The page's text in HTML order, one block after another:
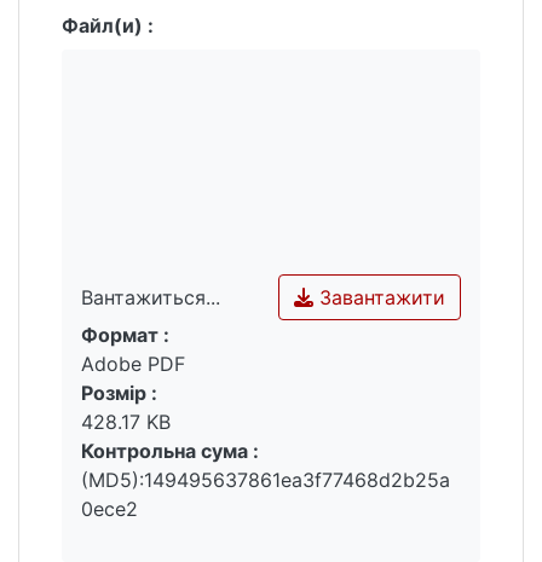
Файл(и) :
Вантажиться...
Вантажиться...
Завантажити
Формат :
Adobe PDF
Розмір :
428.17 KB
Контрольна сума :
(MD5):149495637861ea3f77468d2b25a
0ece2